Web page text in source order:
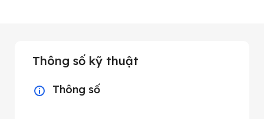
Thông số kỹ thuật
Thông số